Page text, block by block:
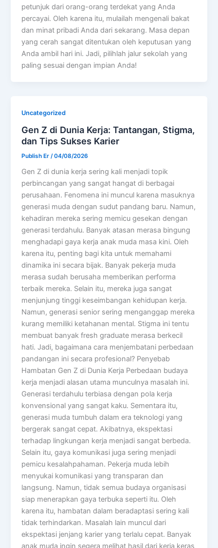
petunjuk dari orang-orang terdekat yang Anda
percayai. Oleh karena itu, mulailah mengenali bakat
dan minat pribadi Anda dari sekarang. Masa depan
yang cerah sangat ditentukan oleh keputusan yang
Anda ambil hari ini. Jadi, pilihlah jalur sekolah yang
paling sesuai dengan impian Anda!
Uncategorized
Gen Z di Dunia Kerja: Tantangan, Stigma,
dan Tips Sukses Karier
Publish Er /04/08/2026
Gen Z di dunia kerja sering kali menjadi topik
perbincangan yang sangat hangat di berbagai
perusahaan. Fenomena ini muncul karena masuknya
generasi muda dengan sudut pandang baru. Namun,
kehadiran mereka sering memicu gesekan dengan
generasi terdahulu. Banyak atasan merasa bingung
menghadapi gaya kerja anak muda masa kini. Oleh
karena itu, penting bagi kita untuk memahami
dinamika ini secara bijak. Banyak pekerja muda
merasa sudah berusaha memberikan performa
terbaik mereka. Selain itu, mereka juga sangat
menjunjung tinggi keseimbangan kehidupan kerja.
Namun, generasi senior sering menganggap mereka
kurang memiliki ketahanan mental. Stigma ini tentu
membuat banyak fresh graduate merasa berkecil
hati. Jadi, bagaimana cara menjembatani perbedaan
pandangan ini secara profesional? Penyebab
Hambatan Gen Z di Dunia Kerja Perbedaan budaya
kerja menjadi alasan utama munculnya masalah ini.
Generasi terdahulu terbiasa dengan pola kerja
konvensional yang sangat kaku. Sementara itu,
generasi muda tumbuh dalam era teknologi yang
bergerak sangat cepat. Akibatnya, ekspektasi
terhadap lingkungan kerja menjadi sangat berbeda.
Selain itu, gaya komunikasi juga sering menjadi
pemicu kesalahpahaman. Pekerja muda lebih
menyukai komunikasi yang transparan dan
langsung. Namun, tidak semua budaya organisasi
siap menerapkan gaya terbuka seperti itu. Oleh
karena itu, hambatan dalam beradaptasi sering kali
tidak terhindarkan. Masalah lain muncul dari
ekspektasi jenjang karier yang terlalu cepat. Banyak
anak muda ingin segera melihat hasil dari kerja keras